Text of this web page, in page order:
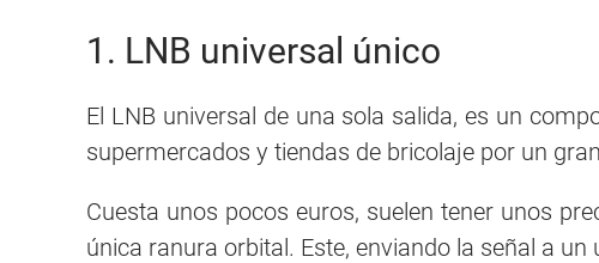
1. LNB universal único
El LNB universal de una sola salida, es un
supermercados y tiendas de bricolaje por un
Cuesta unos pocos euros, suelen tener unos
única ranura orbital. Este, enviando la señal a